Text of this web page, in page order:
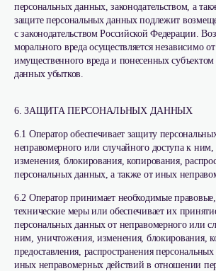
персональных данных, законодательством, а
защите персональных данных подлежит
с законодательством Российской Федерации.
морального вреда осуществляется независимо
имущественного вреда и понесенных
данных убытков.
6. ЗАЩИТА ПЕРСОНАЛЬНЫХ ДАННЫХ
6.1 Оператор обеспечивает защиту
неправомерного или случайного доступа к
изменения, блокирования, копирования,
персональных данных, а также от иных
6.2 Оператор принимает необходимые
технические меры или обеспечивает их
персональных данных от неправомерного или
ним, уничтожения, изменения, блокирования,
предоставления, распространения
иных неправомерных действий в отношении